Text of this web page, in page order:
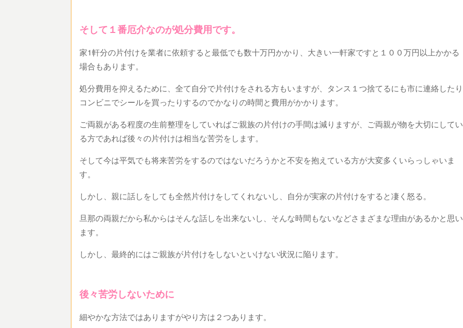
そして１番厄介なのが処分費用です。
家1軒分の片付けを業者に依頼すると最低でも数十万円かかり、大きい一軒家ですと１００万円以上かかる
場合もあります。
処分費用を抑えるために、全て自分で片付けをされる方もいますが、タンス１つ捨てるにも市に連絡したり
コンビニでシールを買ったりするのでかなりの時間と費用がかかります。
ご両親がある程度の生前整理をしていればご親族の片付けの手間は減りますが、ご両親が物を大切にしてい
る方であれば後々の片付けは相当な苦労をします。
そして今は平気でも将来苦労をするのではないだろうかと不安を抱えている方が大変多くいらっしゃいま
す。
しかし、親に話しをしても全然片付けをしてくれないし、自分が実家の片付けをすると凄く怒る。
旦那の両親だから私からはそんな話しを出来ないし、そんな時間もないなどさまざまな理由があるかと思い
ます。
しかし、最終的にはご親族が片付けをしないといけない状況に陥ります。
後々苦労しないために
細やかな方法ではありますがやり方は２つあります。